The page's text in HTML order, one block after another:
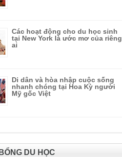
Các hoạt động cho du học sinh
tại New York là ước mơ của riêng
ai
Di dân và hòa nhập cuộc sống
nhanh chóng tại Hoa Kỳ người
Mỹ gốc Việt
DU HỌC